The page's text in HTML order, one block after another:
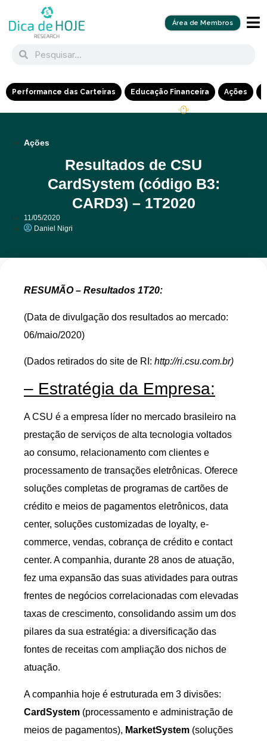
Área de Membros
Performance das Carteiras Educação Financeira Ações
Ações
Resultados de CSU
CardSystem (código B3:
CARD3) – 1T2020
11/05/2020
Daniel Nigri
RESUMÃO – Resultados 1T20:
(Data de divulgação dos resultados ao mercado:
06/maio/2020)
(Dados retirados do site de RI: http://ri.csu.com.br)
– Estratégia da Empresa:
A CSU é a empresa líder no mercado brasileiro na
prestação de serviços de alta tecnologia voltados
ao consumo, relacionamento com clientes e
processamento de transações eletrônicas. Oferece
soluções completas de programas de cartões de
crédito e meios de pagamentos eletrônicos, data
center, soluções customizadas de loyalty, e-
commerce, vendas, cobrança de crédito e contact
center. A companhia, durante 28 anos de atuação,
fez uma expansão das suas atividades para outras
frentes de negócios correlacionadas com elevadas
taxas de crescimento, consolidando assim um dos
pilares da sua estratégia: a diversificação das
fontes de receitas com ampliação dos nichos de
atuação.
A companhia hoje é estruturada em 3 divisões:
CardSystem (processamento e administração de
meios de pagamentos), MarketSystem (soluções